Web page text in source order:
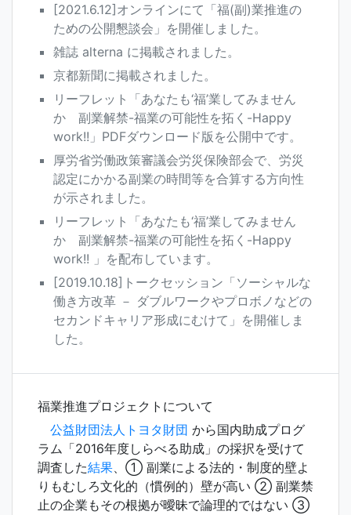
[2021.6.12]オンラインにて「福(副)業推進の
ための公開懇談会」を開催しました。
雑誌 alterna に掲載されました。
京都新聞に掲載されました。
リーフレット「あなたも‘福’業してみません
か 副業解禁-福業の可能性を拓く-Happy
work!!」PDFダウンロード版を公開中です。
厚労省労働政策審議会労災保険部会で、労災
認定にかかる副業の時間等を合算する方向性
が示されました。
リーフレット「あなたも‘福’業してみません
か 副業解禁-福業の可能性を拓く-Happy
work!! 」を配布しています。
[2019.10.18]トークセッション「ソーシャルな
働き方改革 － ダブルワークやプロボノなどの
セカンドキャリア形成にむけて」を開催しま
した。
福業推進プロジェクトについて
公益財団法人トヨタ財団 から国内助成プログ
ラム「2016年度しらべる助成」の採択を受けて
調査した結果、① 副業による法的・制度的壁よ
りもむしろ文化的（慣例的）壁が高い ② 副業禁
止の企業もその根拠が曖昧で論理的ではない ③